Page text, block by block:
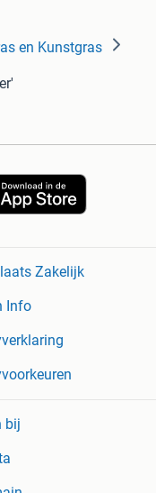
en Kunstgras
Zakelijk
Info
bij